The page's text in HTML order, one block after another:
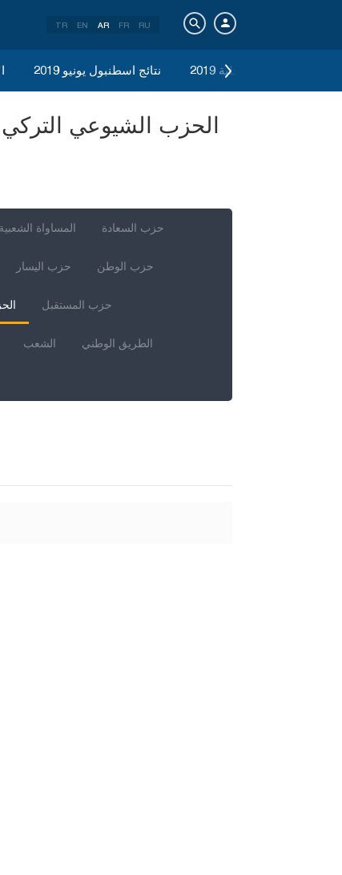
TR EN AR FR RU
نتائج اسطنبول يونيو 2019 الانتخابات المحلية 2019
المساواة حزب السعادة
حزب اليسار حزب الوطن
حزب المستقبل
الشعب الطريق الوطني